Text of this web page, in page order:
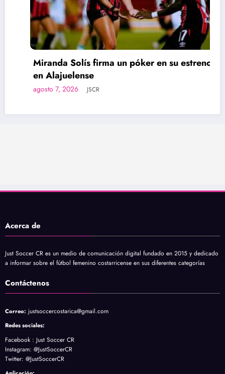
Miranda Solís firma un póker en su estreno
en Alajuelense
agosto 7, 2026 JSCR
Acerca de
Just Soccer CR es un medio de comunicación digital fundado en 2015 y dedicado
a informar sobre el fútbol femenino costarricense en sus diferentes categorías
Contáctenos
Correo: justsoccercostarica@gmail.com
Redes sociales:
Facebook : Just Soccer CR
Instagram: @JustSoccerCR
Twitter: @JustSoccerCR